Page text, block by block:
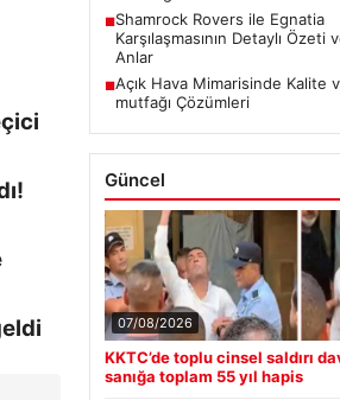
■Shamrock Rovers ile Egnatia
Karşılaşmasının Detaylı Özeti
Anlar
■Açık Hava Mimarisinde Kalite
mutfağı Çözümleri
Güncel
07/08/2026
KKTC’de toplu cinsel saldırı
sanığa toplam 55 yıl hapis